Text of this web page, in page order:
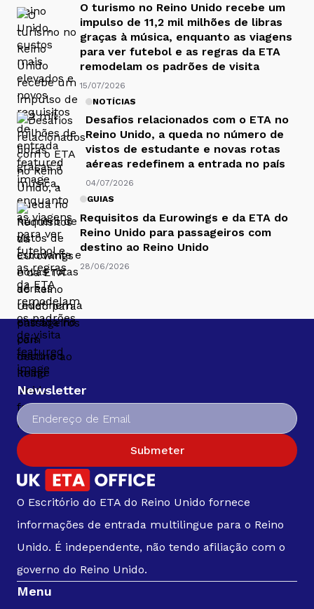
O turismo no Reino Unido recebe um
impulso de 11,2 mil milhões de libras
graças à música, enquanto as viagens
para ver futebol e as regras da ETA
remodelam os padrões de visita
15/07/2026
NOTÍCIAS
Desafios relacionados com o ETA no
Reino Unido, a queda no número de
vistos de estudante e novas rotas
aéreas redefinem a entrada no país
04/07/2026
GUIAS
Requisitos da Eurowings e da ETA do
Reino Unido para passageiros com
destino ao Reino Unido
28/06/2026
Newsletter
Submeter
O Escritório do ETA do Reino Unido fornece
informações de entrada multilingue para o Reino
Unido. É independente, não tendo afiliação com o
governo do Reino Unido.
Menu